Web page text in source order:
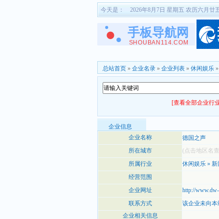
今天是： 2026年8月7日 星期五 农历六月廿
总站首页 » 企业名录 » 企业列表 » 休闲娱乐
[查看全部企业行
企业信息
企业名称
德国之声
所在城市
(点击地区名
所属行业
休闲娱乐 » 新
经营范围
企业网址
http://
联系方式
该企业未向
企业相关信息